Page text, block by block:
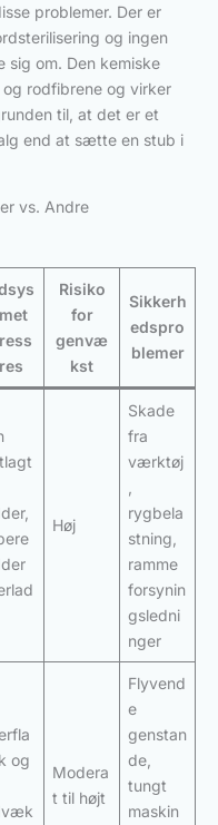
problemer. Der er
og ingen
om. Den kemiske
rodfibrene og virker
til, at det er et
end at sætte en stub i
vs. Andre
Risiko
for
genvæ
kst
Sikkerh
edspro
blemer
Høj
Skade
fra
værktøj
rygbela
stning,
ramme
forsynin
gsledni
nger
og
Modera
t til højt
Flyvend
e
genstan
de,
tungt
maskin